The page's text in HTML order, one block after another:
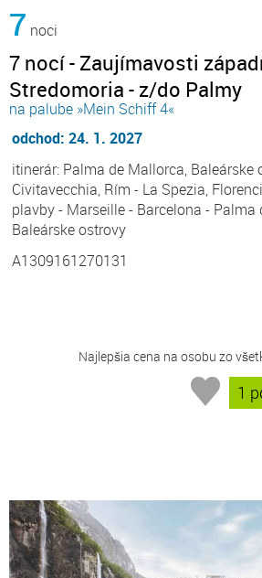
7 noci
7 nocí - Zaujímavosti
Stredomoria - z/do Palmy
na palube »Mein Schiff 4«
odchod: 24. 1. 2027
itinerár: Palma de Mallorca, Baleárske
Civitavecchia, Rím - La Spezia,
plavby - Marseille - Barcelona - Palma
Baleárske ostrovy
A1309161270131
Najlepšia cena na osobu zo
1